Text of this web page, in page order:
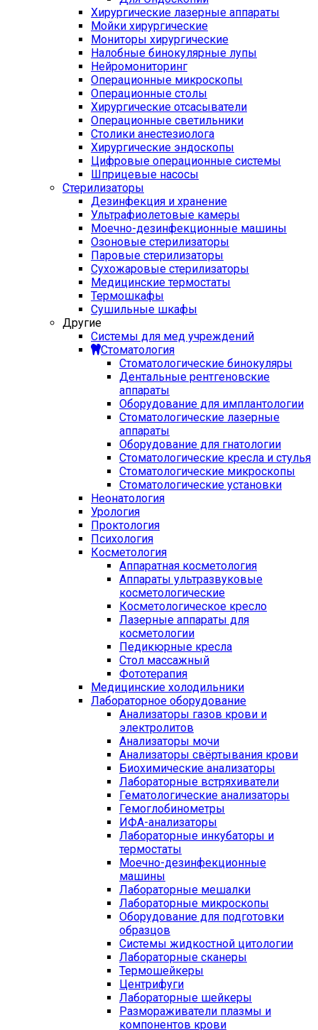
Хирургические лазерные аппараты
Мойки хирургические
Мониторы хирургические
Налобные бинокулярные лупы
Нейромониторинг
Операционные микроскопы
Операционные столы
Хирургические отсасыватели
Операционные светильники
Столики анестезиолога
Хирургические эндоскопы
Цифровые операционные системы
Шприцевые насосы
Стерилизаторы
Дезинфекция и хранение
Ультрафиолетовые камеры
Моечно-дезинфекционные машины
Озоновые стерилизаторы
Паровые стерилизаторы
Сухожаровые стерилизаторы
Медицинские термостаты
Термошкафы
Сушильные шкафы
Другие
Системы для мед учреждений
Стоматология
Стоматологические бинокуляры
Дентальные рентгеновские
аппараты
Оборудование для имплантологии
Стоматологические лазерные
аппараты
Оборудование для гнатологии
Стоматологические кресла и стулья
Стоматологические микроскопы
Стоматологические установки
Неонатология
Урология
Проктология
Психология
Косметология
Аппаратная косметология
Аппараты ультразвуковые
косметологические
Косметологическое кресло
Лазерные аппараты для
косметологии
Педикюрные кресла
Стол массажный
Фототерапия
Медицинские холодильники
Лабораторное оборудование
Анализаторы газов крови и
электролитов
Анализаторы мочи
Анализаторы свёртывания крови
Биохимические анализаторы
Лабораторные встряхиватели
Гематологические анализаторы
Гемоглобинометры
ИФА-анализаторы
Лабораторные инкубаторы и
термостаты
Моечно-дезинфекционные
машины
Лабораторные мешалки
Лабораторные микроскопы
Оборудование для подготовки
образцов
Системы жидкостной цитологии
Лабораторные сканеры
Термошейкеры
Центрифуги
Лабораторные шейкеры
Размораживатели плазмы и
компонентов крови